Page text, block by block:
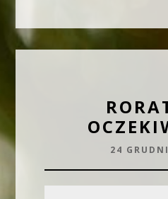
PARAFIA
W
24